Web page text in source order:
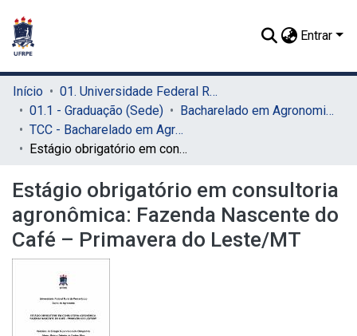
Entrar
Início
01. Universidade Federal Rural de Pernambuco - UFRPE (Sede)
01.1 - Graduação (Sede)
Bacharelado em Agronomia (Sede)
TCC - Bacharelado em Agronomia (Sede)
Estágio obrigatório em consultoria agronômica: Fazenda Nascente do Café – Primavera do Leste/MT
Estágio obrigatório em consultoria
agronômica: Fazenda Nascente do
Café – Primavera do Leste/MT